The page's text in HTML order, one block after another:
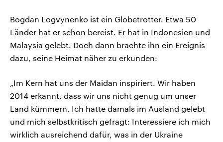
Bogdan Logvynenko ist ein Globetrotter. Etwa 50
Länder hat er schon bereist. Er hat in Indonesien und
Malaysia gelebt. Doch dann brachte ihn ein Ereignis
dazu, seine Heimat näher zu erkunden:
„Im Kern hat uns der Maidan inspiriert. Wir haben
2014 erkannt, dass wir uns nicht genug um unser
Land kümmern. Ich hatte damals im Ausland gelebt
und mich selbstkritisch gefragt: Interessiere ich mich
wirklich ausreichend dafür, was in der Ukraine